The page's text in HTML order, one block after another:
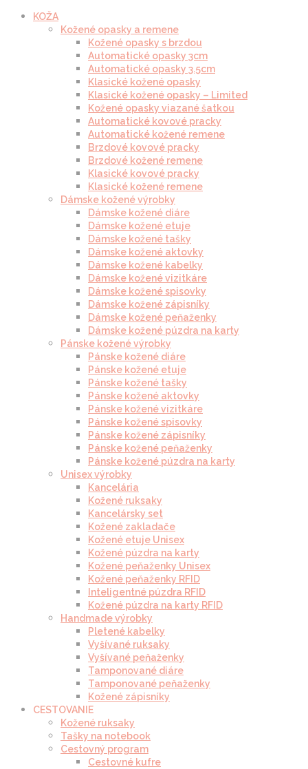
KOŽA
Kožené opasky a remene
Kožené opasky s brzdou
Automatické opasky 3cm
Automatické opasky 3.5cm
Klasické kožené opasky
Klasické kožené opasky – Limited
Kožené opasky viazané šatkou
Automatické kovové pracky
Automatické kožené remene
Brzdové kovové pracky
Brzdové kožené remene
Klasické kovové pracky
Klasické kožené remene
Dámske kožené výrobky
Dámske kožené diáre
Dámske kožené etuje
Dámske kožené tašky
Dámske kožené aktovky
Dámske kožené kabelky
Dámske kožené vizitkáre
Dámske kožené spisovky
Dámske kožené zápisníky
Dámske kožené peňaženky
Dámske kožené púzdra na karty
Pánske kožené výrobky
Pánske kožené diáre
Pánske kožené etuje
Pánske kožené tašky
Pánske kožené aktovky
Pánske kožené vizitkáre
Pánske kožené spisovky
Pánske kožené zápisníky
Pánske kožené peňaženky
Pánske kožené púzdra na karty
Unisex výrobky
Kancelária
Kožené ruksaky
Kancelársky set
Kožené zakladače
Kožené etuje Unisex
Kožené púzdra na karty
Kožené peňaženky Unisex
Kožené peňaženky RFID
Inteligentné púzdra RFID
Kožené púzdra na karty RFID
Handmade výrobky
Pletené kabelky
Vyšívané ruksaky
Vyšívané peňaženky
Tamponované diáre
Tamponované peňaženky
Kožené zápisníky
CESTOVANIE
Kožené ruksaky
Tašky na notebook
Cestovný program
Cestovné kufre